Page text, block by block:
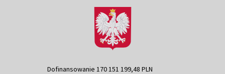
Dofinansowanie 170 151 199,48 PLN